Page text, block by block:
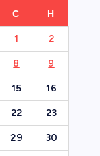
С Н
1 2
8 9
15 16
22 23
29 30